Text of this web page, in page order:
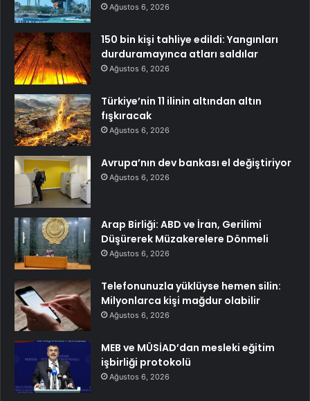
Ağustos 6, 2026
150 bin kişi tahliye edildi: Yangınları
durduramayınca atları saldılar
Ağustos 6, 2026
Türkiye’nin 11 ilinin altından altın
fışkıracak
Ağustos 6, 2026
Avrupa’nın dev bankası el değiştiriyor
Ağustos 6, 2026
Arap Birliği: ABD ve İran, Gerilimi
Düşürerek Müzakerelere Dönmeli
Ağustos 6, 2026
Telefonunuzla yüklüyse hemen silin:
Milyonlarca kişi mağdur olabilir
Ağustos 6, 2026
MEB ve MÜSİAD’dan mesleki eğitim
işbirliği protokolü
Ağustos 6, 2026